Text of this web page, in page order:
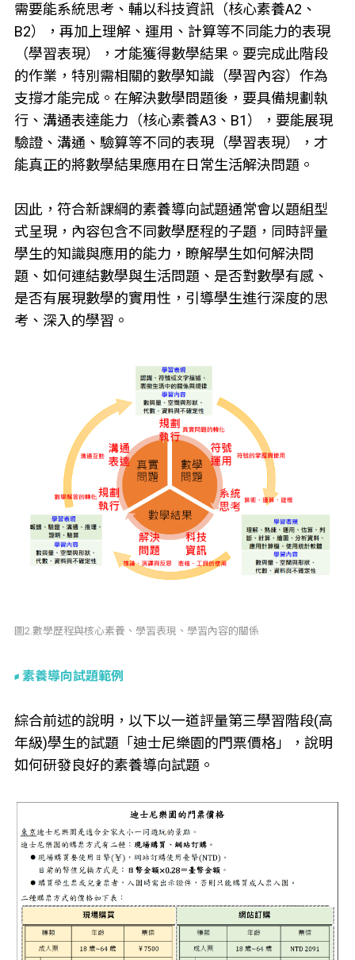
需要能系統思考、輔以科技資訊（核心素養A2、
B2），再加上理解、運用、計算等不同能力的表現
（學習表現），才能獲得數學結果。要完成此階段
的作業，特別需相關的數學知識（學習內容）作為
支撐才能完成。在解決數學問題後，要具備規劃執
行、溝通表達能力（核心素養A3、B1），要能展現
驗證、溝通、驗算等不同的表現（學習表現），才
能真正的將數學結果應用在日常生活解決問題。
因此，符合新課綱的素養導向試題通常會以題組型
式呈現，內容包含不同數學歷程的子題，同時評量
學生的知識與應用的能力，瞭解學生如何解決問
題、如何連結數學與生活問題、是否對數學有感、
是否有展現數學的實用性，引導學生進行深度的思
考、深入的學習。
圖2.數學歷程與核心素養、學習表現、學習內容的關係
素養導向試題範例
綜合前述的說明，以下以一道評量第三學習階段(高
年級)學生的試題「迪士尼樂園的門票價格」，說明
如何研發良好的素養導向試題。